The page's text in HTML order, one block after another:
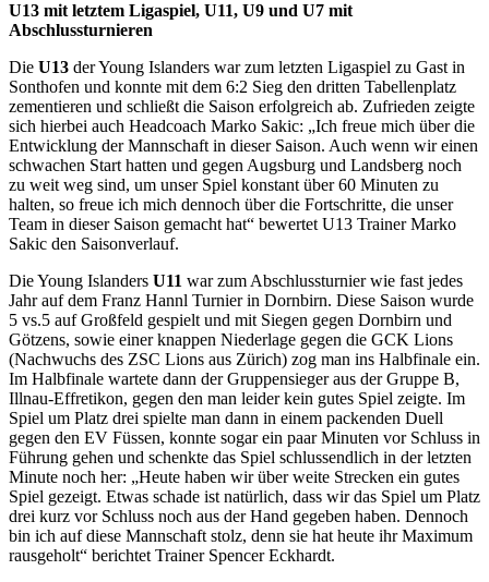
U13 mit letztem Ligaspiel, U11, U9 und U7 mit
Abschlussturnieren
Die U13 der Young Islanders war zum letzten Ligaspiel zu Gast in
Sonthofen und konnte mit dem 6:2 Sieg den dritten Tabellenplatz
zementieren und schließt die Saison erfolgreich ab. Zufrieden zeigte
sich hierbei auch Headcoach Marko Sakic: „Ich freue mich über die
Entwicklung der Mannschaft in dieser Saison. Auch wenn wir einen
schwachen Start hatten und gegen Augsburg und Landsberg noch
zu weit weg sind, um unser Spiel konstant über 60 Minuten zu
halten, so freue ich mich dennoch über die Fortschritte, die unser
Team in dieser Saison gemacht hat“ bewertet U13 Trainer Marko
Sakic den Saisonverlauf.
Die Young Islanders U11 war zum Abschlussturnier wie fast jedes
Jahr auf dem Franz Hannl Turnier in Dornbirn. Diese Saison wurde
5 vs.5 auf Großfeld gespielt und mit Siegen gegen Dornbirn und
Götzens, sowie einer knappen Niederlage gegen die GCK Lions
(Nachwuchs des ZSC Lions aus Zürich) zog man ins Halbfinale ein.
Im Halbfinale wartete dann der Gruppensieger aus der Gruppe B,
Illnau-Effretikon, gegen den man leider kein gutes Spiel zeigte. Im
Spiel um Platz drei spielte man dann in einem packenden Duell
gegen den EV Füssen, konnte sogar ein paar Minuten vor Schluss in
Führung gehen und schenkte das Spiel schlussendlich in der letzten
Minute noch her: „Heute haben wir über weite Strecken ein gutes
Spiel gezeigt. Etwas schade ist natürlich, dass wir das Spiel um Platz
drei kurz vor Schluss noch aus der Hand gegeben haben. Dennoch
bin ich auf diese Mannschaft stolz, denn sie hat heute ihr Maximum
rausgeholt“ berichtet Trainer Spencer Eckhardt.